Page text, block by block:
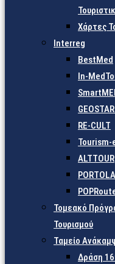
Χάρτες
Interreg
BestMed
In-
RE-CULT
Tourism-
ALTTOUR
Τομεακό
Τουρισμού
Ταμείο
Δράση